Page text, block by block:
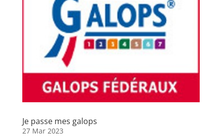
Je passe mes galops
27 Mar 2023